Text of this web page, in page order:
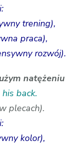
trening),
praca),
rozwój).
natężeniu
back.
plecach).
kolor),